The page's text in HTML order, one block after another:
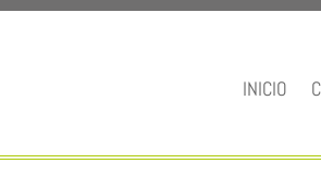
INICIO